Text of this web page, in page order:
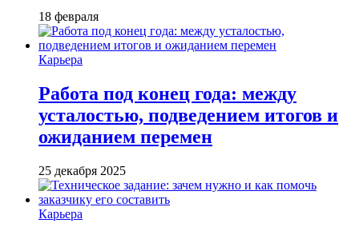
18 февраля
Карьера
Работа под конец года: между
усталостью, подведением итогов и
ожиданием перемен
25 декабря 2025
Карьера